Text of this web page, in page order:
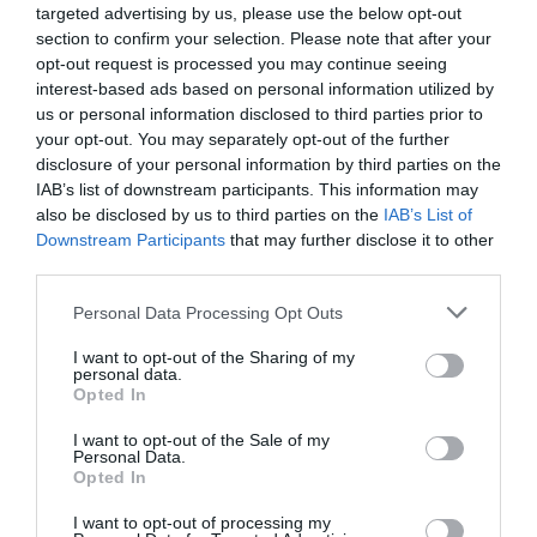
targeted advertising by us, please use the below opt-out
section to confirm your selection. Please note that after your
opt-out request is processed you may continue seeing
interest-based ads based on personal information utilized by
us or personal information disclosed to third parties prior to
your opt-out. You may separately opt-out of the further
disclosure of your personal information by third parties on the
IAB’s list of downstream participants. This information may
also be disclosed by us to third parties on the IAB’s List of
Downstream Participants that may further disclose it to other
Please note that this website/app uses one or more Google
not limited to your visit or usage behaviour. You may click to
grant or deny consent to Google and its third-party tags to
use your data for below specified purposes in below Google
consent section.
Personal Data Processing Opt Outs
I want to opt-out of the Sharing of my
personal data.
Opted In
I want to opt-out of the Sale of my
Personal Data.
Opted In
I want to opt-out of processing my
infláció gdp növekedés csökkenés mnb